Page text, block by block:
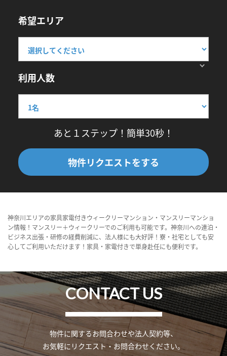
希望エリア
利用人数
あと１ステップ！簡単30秒！
物件リクエストをする
神奈川エリアの家具家電付きウィークリーマンション・マンスリーマンショ
ン情報！マンスリー＋ウィークリーでのご利用も可能です。神奈川への連泊・
ビジネス出張・研修の経費削減に、法人様にも大好評！寮・社宅としても安
心してご利用いただけます！家具・家電付きで単身赴任にも便利です。
CONTACT US
物件に関するお問合わせや法人契約等、
お気軽にリクエスト・お問合わせください。